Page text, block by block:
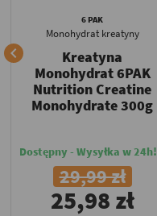

6 PAK
Monohydrat kreatyny
Kreatyna
Monohydrat 6PAK
Nutrition Creatine
Monohydrate 300g
Dostępny - Wysyłka w 24h!
29,99 zł
25,98 zł